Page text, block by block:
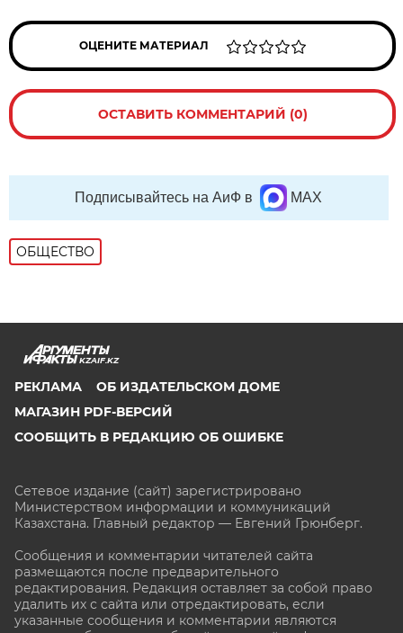
ОЦЕНИТЕ МАТЕРИАЛ
ОСТАВИТЬ КОММЕНТАРИЙ (0)
Подписывайтесь на АиФ в MAX
ОБЩЕСТВО
KZAIF.KZ
РЕКЛАМА
ОБ ИЗДАТЕЛЬСКОМ ДОМЕ
МАГАЗИН PDF-ВЕРСИЙ
СООБЩИТЬ В РЕДАКЦИЮ ОБ ОШИБКЕ
Сетевое издание (сайт) зарегистрировано
Министерством информации и коммуникаций
Казахстана. Главный редактор — Евгений Грюнберг.
Сообщения и комментарии читателей сайта
размещаются после предварительного
редактирования. Редакция оставляет за собой право
удалить их с сайта или отредактировать, если
указанные сообщения и комментарии являются